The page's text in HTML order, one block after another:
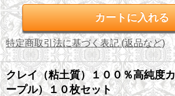
特定商取引法に基づく表記 (返品など)
クレイ（粘土質）１００％高純度
ープル）１０枚セット